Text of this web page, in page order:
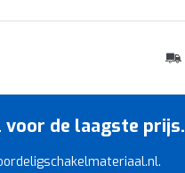
de laagste prijs.